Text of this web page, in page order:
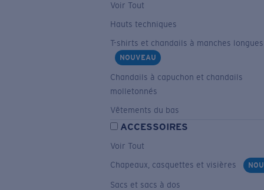
Voir Tout
Hauts techniques
T-shirts et chandails à manches longues
NOUVEAU
Chandails à capuchon et chandails
molletonnés
Vêtements du bas
ACCESSOIRES
Voir Tout
Chapeaux, casquettes et visières
Sacs et sacs à dos